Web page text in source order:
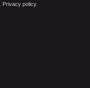
Privacy policy.